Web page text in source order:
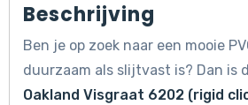
Beschrijving
Ben je op zoek naar een mooie
duurzaam als slijtvast is? Dan is
Oakland Visgraat 6202 (rigid